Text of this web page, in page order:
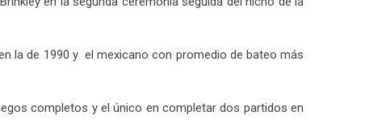
la de 1990 y el mexicano con promedio de bateo más
completos y el único en completar dos partidos en